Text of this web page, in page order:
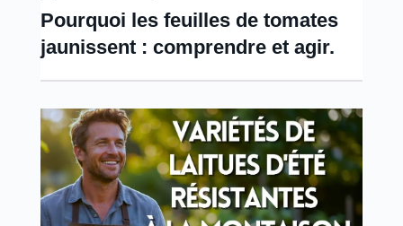
Pourquoi les feuilles de tomates
jaunissent : comprendre et agir.